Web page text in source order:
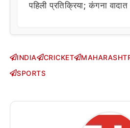
पहिली प्रतिक्रिया; कंगना
INDIA CRICKET
SPORTS